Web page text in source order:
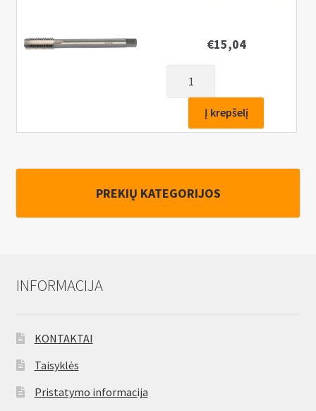
€15,04
Sriegiklis
M18x2.5,
Į krepšelį
PREKIŲ KATEGORIJOS
INFORMACIJA
KONTAKTAI
Taisyklės
Pristatymo informacija